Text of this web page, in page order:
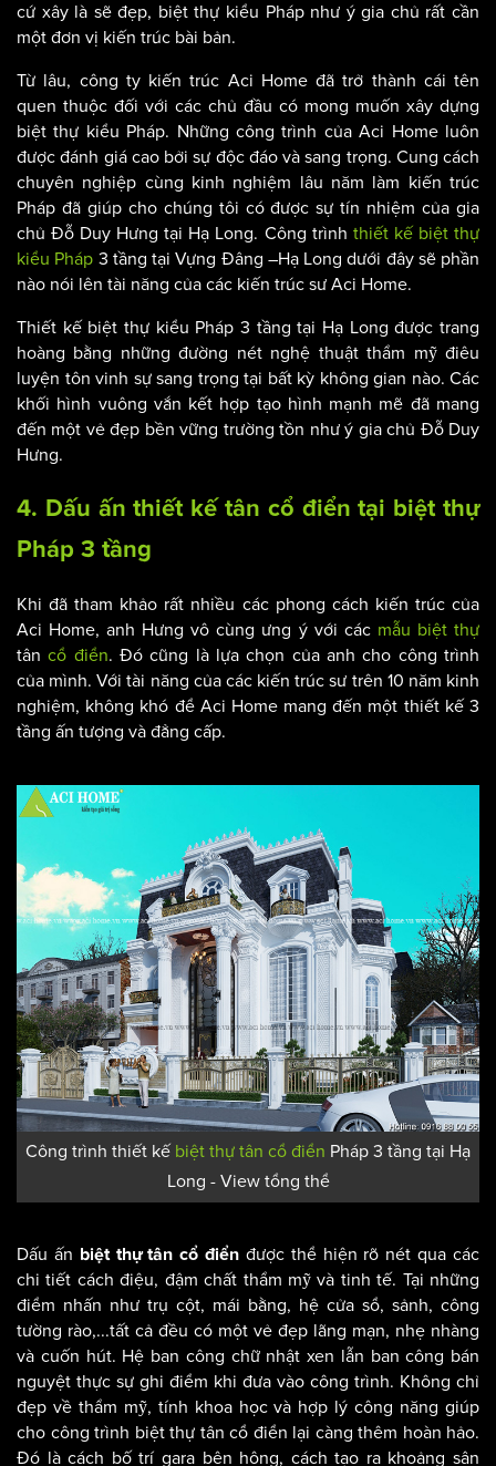
khẳng định được đẳng cấp của chủ nhân mà còn lưu giữ giá
trị vật chất và tinh thần cho hậu duệ. Tuy nhiên không phải
một đơn vị kiến trúc bài bản.
Từ lâu, công ty kiến trúc Aci Home đã trở thành cái tên
quen thuộc đối với các chủ đầu có mong muốn xây dựng
biệt thự kiểu Pháp. Những công trình của Aci Home luôn
được đánh giá cao bởi sự độc đáo và sang trọng. Cung cách
chuyên nghiệp cùng kinh nghiệm lâu năm làm kiến trúc
Pháp đã giúp cho chúng tôi có được sự tín nhiệm của gia
chủ Đỗ Duy Hưng tại Hạ Long. Công trìnhthiết kế biệt thự
nào nói lên tài năng của các kiến trúc sư Aci Home.
Thiết kế biệt thự kiểu Pháp 3 tầng tại Hạ Long được trang
hoàng bằng những đường nét nghệ thuật thẩm mỹ điêu
luyện tôn vinh sự sang trọng tại bất kỳ không gian nào. Các
khối hình vuông vắn kết hợp tạo hình mạnh mẽ đã mang
Hưng.
4. Dấu ấn thiết kế
Pháp 3 tầng
Khi đã tham khảo rất nhiều các phong cách kiến trúc của
Aci Home, anh Hưng vô cùng ưng ý với cácmẫu biệt thự
tâncổ điển. Đó cũng là lựa chọn của anh cho công trình
của mình. Với tài năng của các kiến trúc sư trên 10 năm kinh
tầng ấn tượng và đẳng cấp.
Công trình thiết kếbiệt thự tân cổ điểnPháp 3 tầng tại Hạ
Dấu ấnbiệt thự tân cổ điển được thể hiện rõ nét qua các
chi tiết cách điệu, đậm chất thẩm mỹ và tinh tế. Tại những
điểm nhấn như trụ cột, mái bằng, hệ cửa sổ, sảnh, công
tường rào,...tất cả đều có một vẻ đẹp lãng mạn, nhẹ nhàng
và cuốn hút. Hệ ban công chữ nhật xen lẫn ban công bán
nguyệt thực sự ghi điểm khi đưa vào công trình. Không chỉ
đẹp về thẩm mỹ, tính khoa học và hợp lý công năng giúp